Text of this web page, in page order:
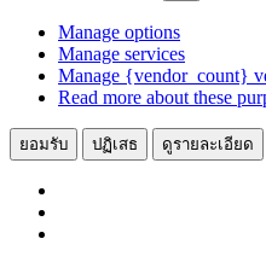
ตลาด
Manage options
Manage services
Manage {vendor_count}
Read more about these
ยอมรับ ปฏิเสธ ดูรายละเอียด